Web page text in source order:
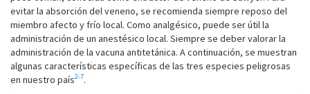
evitar la absorción del veneno, se recomienda siempre reposo del
miembro afecto y frío local. Como analgésico, puede ser útil la
administración de un anestésico local. Siempre se deber valorar la
administración de la vacuna antitetánica. A continuación, se muestran
algunas características específicas de las tres especies peligrosas
en nuestro país2-7.